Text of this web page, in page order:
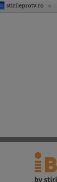
stirileprotv.ro